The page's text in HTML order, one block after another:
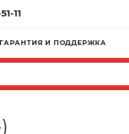
11
ГАРАНТИЯ И ПОДДЕРЖКА